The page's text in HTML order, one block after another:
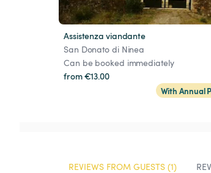
Assistenza viandante
San Donato di Ninea
Can be booked immediately
from €13.00
With Annual
REVIEWS FROM GUESTS (1)